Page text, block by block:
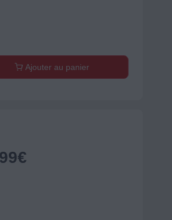
Ajouter au panier
€